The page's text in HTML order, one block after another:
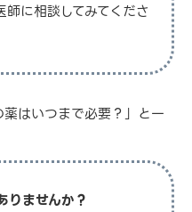
に相談してみてくださ
薬はいつまで必要？」と一
りませんか？